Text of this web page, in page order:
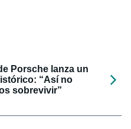
Porsche lanza un
“Así no
sobrevivir”